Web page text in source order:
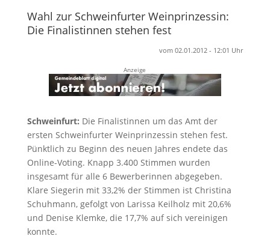
Wahl zur Schweinfurter Weinprinzessin:
Die Finalistinnen stehen fest
vom 02.01.2012 - 12:01 Uhr
Anzeige
Schweinfurt: Die Finalistinnen um das Amt der
ersten Schweinfurter Weinprinzessin stehen fest.
Pünktlich zu Beginn des neuen Jahres endete das
Online-Voting. Knapp 3.400 Stimmen wurden
insgesamt für alle 6 Bewerberinnen abgegeben.
Klare Siegerin mit 33,2% der Stimmen ist Christina
Schuhmann, gefolgt von Larissa Keilholz mit 20,6%
und Denise Klemke, die 17,7% auf sich vereinigen
konnte.